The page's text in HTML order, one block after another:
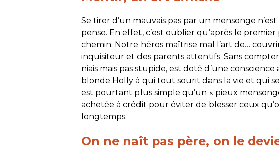
Se tirer d’un mauvais pas par un mensonge
pense. En effet, c’est oublier qu’après le
chemin. Notre héros maîtrise mal l’art de…
inquisiteur et des parents attentifs. Sans
niais mais pas stupide, est doté d’une conscience
blonde Holly à qui tout sourit dans la vie et qui
est pourtant plus simple qu’un « pieux
achetée à crédit pour éviter de blesser ceux
longtemps.
On ne naît pas père, on le